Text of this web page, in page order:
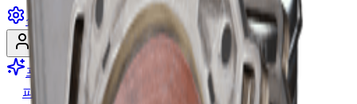
설정
회원가입
프리미엄 전환
파티 찾기 (LFG)